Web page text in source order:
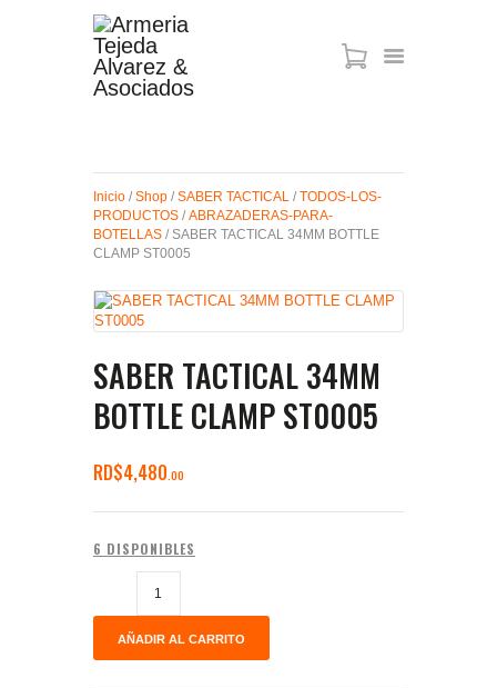
MIRAS
MUNICIONES
SABER TACTICAL
TIENDA
Inicio / Shop / SABER TACTICAL / TODOS-LOS-
PRODUCTOS / ABRAZADERAS-PARA-
BOTELLAS / SABER TACTICAL 34MM BOTTLE
CLAMP ST0005
SABER TACTICAL 34MM
BOTTLE CLAMP ST0005
RD$4,480 00
6 DISPONIBLES
AÑADIR AL CARRITO